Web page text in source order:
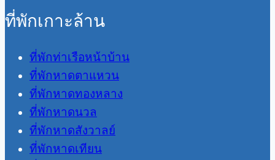
ที่พักเกาะล้าน
ที่พักท่าเรือหน้าบ้าน
ที่พักหาดตาแหวน
ที่พักหาดทองหลาง
ที่พักหาดนวล
ที่พักหาดสังวาลย์
ที่พักหาดเทียน